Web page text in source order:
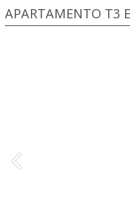
APARTAMENTO T3